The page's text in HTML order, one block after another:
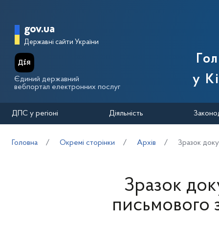
Головна сторінка Державної
gov.ua
Державні сайти України
Єдиний державний
вебпортал електронних послуг
у
ДПС у регіоні Діяльність
Головна Окремі сторінки Архів Зразок
Зразок